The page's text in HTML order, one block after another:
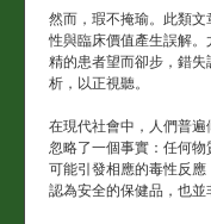
然而，瑕不掩瑜。此類
性與臨床價值產生誤解
精的患者望而卻步，錯
析，以正視聽。
在現代社會中，人們普
忽略了一個事實：任何物
可能引發相應的毒性反
認為安全的保健品，也並